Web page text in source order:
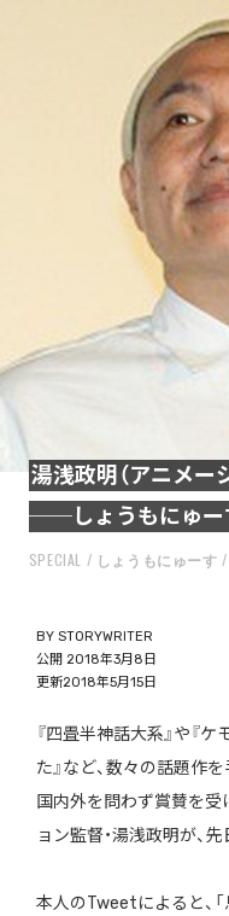
湯浅政明（アニメー
──しょうもにゅー
SPECIAL しょうもにゅーす
BY STORYWRITER
公開 2018年3月8日
更新2018年5月15日
『四畳半神話大系』や『ケ
た』など、数々の話題作
国内外を問わず賞賛を受
ョン監督・湯浅政明が、
本人のTweetによると、「